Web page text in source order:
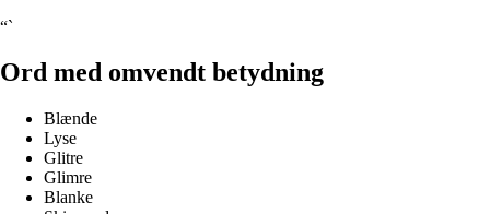
“`
Ord med omvendt betydning
Blænde
Lyse
Glitre
Glimre
Blanke